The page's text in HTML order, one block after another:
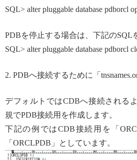
SQL> alter pluggable database pdborcl
PDBを停止する場合は、下記のSQL
SQL> alter pluggable database pdborcl
2. PDBへ接続するために「
デフォルトではCDBへ接続される
規でPDB接続用を作成します。
下記の例ではCDB接続用を「
「ORCLPDB」としています。